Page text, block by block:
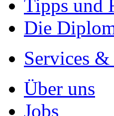
Tipps und
Die
Services
Über uns
Jobs